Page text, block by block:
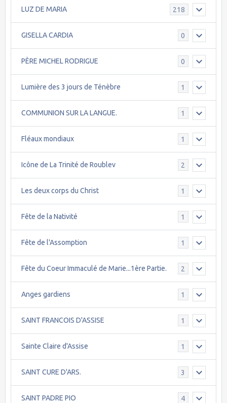
LUZ DE MARIA 218
GISELLA CARDIA 0
PÈRE MICHEL RODRIGUE 0
Lumière des 3 jours de Ténèbre 1
COMMUNION SUR LA LANGUE. 1
Fléaux mondiaux 1
Icône de La Trinité de Roublev 2
Les deux corps du Christ 1
Fête de la Nativité 1
Fête de l'Assomption 1
Fête du Coeur Immaculé de Marie...1ère Partie. 2
Anges gardiens 1
SAINT FRANCOIS D'ASSISE 1
Sainte Claire d'Assise 1
SAINT CURE D'ARS. 3
SAINT PADRE PIO 4